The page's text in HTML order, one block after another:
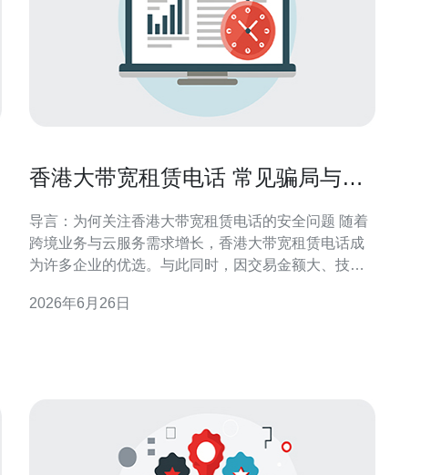
香港大带宽租赁电话 常见骗局与防
导言：为何关注香港大带宽租赁电话的安全问题 随着
跨境业务与云服务需求增长，香港大带宽租赁电话成
为许多企业的优选。与此同时，因交易金额大、技术
宽的IT与采购负责人，系统梳理常见骗局类型与可执
2026年6月26日